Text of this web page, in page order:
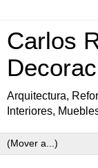
Carlos
Arquitectura,
Interiores,